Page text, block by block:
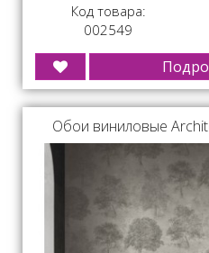
Код товара:
002549
Обои виниловые